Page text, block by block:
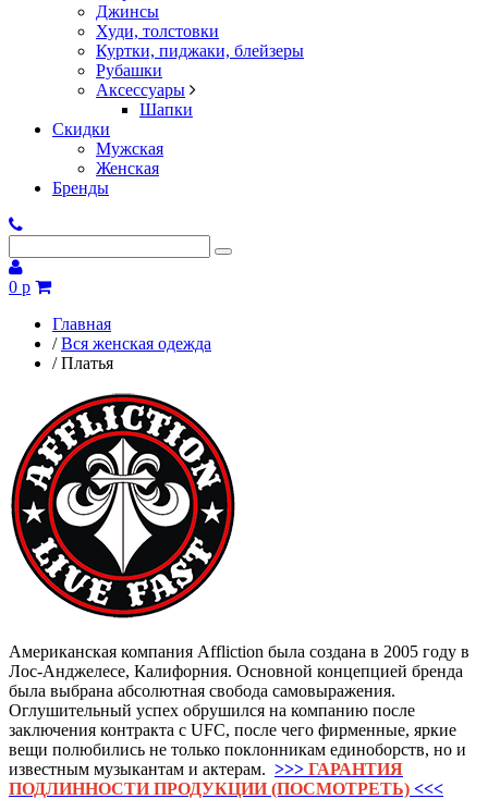
Джинсы
Худи, толстовки
Куртки, пиджаки, блейзеры
Рубашки
Аксессуары
Шапки
Скидки
Мужская
Женская
Бренды
0 р
Главная
/ Вся женская одежда
/ Платья
Американская компания Affliction была создана в 2005 году в
Лос-Анджелесе, Калифорния. Основной концепцией бренда
была выбрана абсолютная свобода самовыражения.
Оглушительный успех обрушился на компанию после
заключения контракта с UFC, после чего фирменные, яркие
вещи полюбились не только поклонникам единоборств, но и
известным музыкантам и актерам. >>> ГАРАНТИЯ
ПОДЛИННОСТИ ПРОДУКЦИИ (ПОСМОТРЕТЬ) <<<